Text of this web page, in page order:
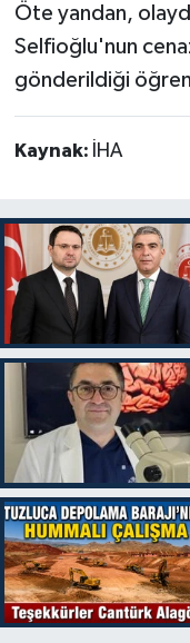
Öte yandan,
Selfioğlu'nun
gönderildiği
Kaynak: İHA